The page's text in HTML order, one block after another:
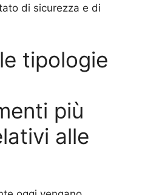
di sicurezza e di
tipologie
più
alle